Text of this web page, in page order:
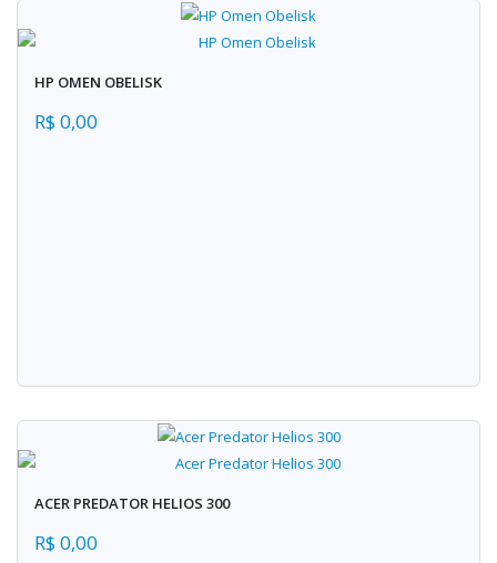
HP OMEN OBELISK
R$ 0,00
ACER PREDATOR HELIOS 300
R$ 0,00